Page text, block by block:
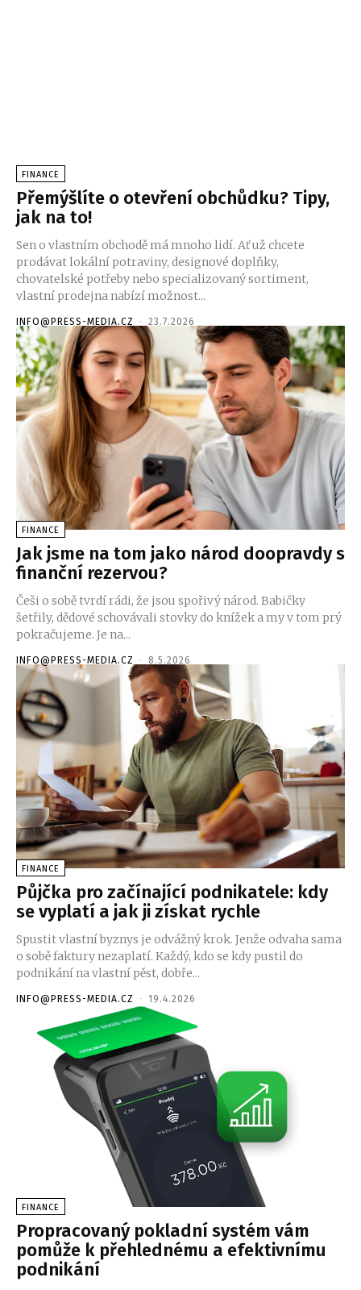
FINANCE
Přemýšlíte o otevření obchůdku? Tipy,
jak na to!
Sen o vlastním obchodě má mnoho lidí. Ať už chcete
prodávat lokální potraviny, designové doplňky,
chovatelské potřeby nebo specializovaný sortiment,
vlastní prodejna nabízí možnost...
INFO@PRESS-MEDIA.CZ - 23.7.2026
FINANCE
Jak jsme na tom jako národ doopravdy s
finanční rezervou?
Češi o sobě tvrdí rádi, že jsou spořivý národ. Babičky
šetřily, dědové schovávali stovky do knížek a my v tom prý
pokračujeme. Je na...
INFO@PRESS-MEDIA.CZ - 8.5.2026
FINANCE
Půjčka pro začínající podnikatele: kdy
se vyplatí a jak ji získat rychle
Spustit vlastní byznys je odvážný krok. Jenže odvaha sama
o sobě faktury nezaplatí. Každý, kdo se kdy pustil do
podnikání na vlastní pěst, dobře...
INFO@PRESS-MEDIA.CZ - 19.4.2026
FINANCE
Propracovaný pokladní systém vám
pomůže k přehlednému a efektivnímu
podnikání